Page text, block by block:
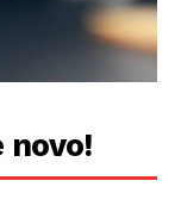
novo!